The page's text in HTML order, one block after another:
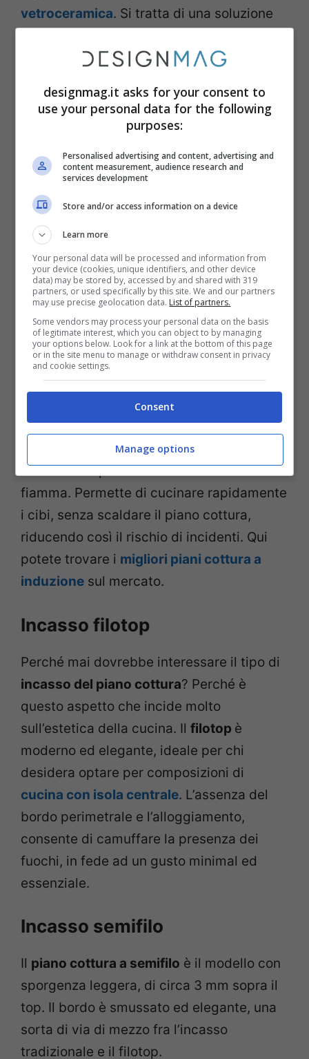
vetroceramica. Si tratta di una soluzione
dal gas. Il riscaldamento può avvenire con
Piano cottura a induzione
Piano cottura a induzione – designmag.it
Tra le ultime idee tecnologiche della
piano cottura a induzione
vetroceramica. Funziona mediante
collegamento alla rete elettrica e si
caratterizza per la totale assenza di
fiamma. Permette di cucinare rapidamente
i cibi, senza scaldare il piano cottura,
riducendo così il rischio di incidenti. Qui
potete trovare i migliori piani cottura a
induzione sul mercato.
Incasso filotop
Perché mai dovrebbe interessare il tipo di
incasso del piano cottura? Perché è
questo aspetto che incide molto
sull’estetica della cucina. Il filotop è
moderno ed elegante, ideale per chi
desidera optare per composizioni di
cucina con isola centrale. L’assenza del
bordo perimetrale e l’alloggiamento,
consente di camuffare la presenza dei
fuochi, in fede ad un gusto minimal ed
essenziale.
Incasso semifilo
Il piano cottura a semifilo è il modello con
sporgenza leggera, di circa 3 mm sopra il
top. Il bordo è smussato ed elegante, una
sorta di via di mezzo fra l’incasso
tradizionale e il filotop.
designmag.it asks for your consent to
use your personal data for the following
purposes:
Personalised advertising and content, advertising and
content measurement, audience research and
services development
Store and/or access information on a device
Learn more
Your personal data will be processed and information from
your device (cookies, unique identifiers, and other device
data) may be stored by, accessed by and shared with 319
partners, or used specifically by this site. We and our partners
may use precise geolocation data. List of partners.
Some vendors may process your personal data on the basis
of legitimate interest, which you can object to by managing
your options below. Look for a link at the bottom of this page
or in the site menu to manage or withdraw consent in privacy
and cookie settings.
Consent
Manage options